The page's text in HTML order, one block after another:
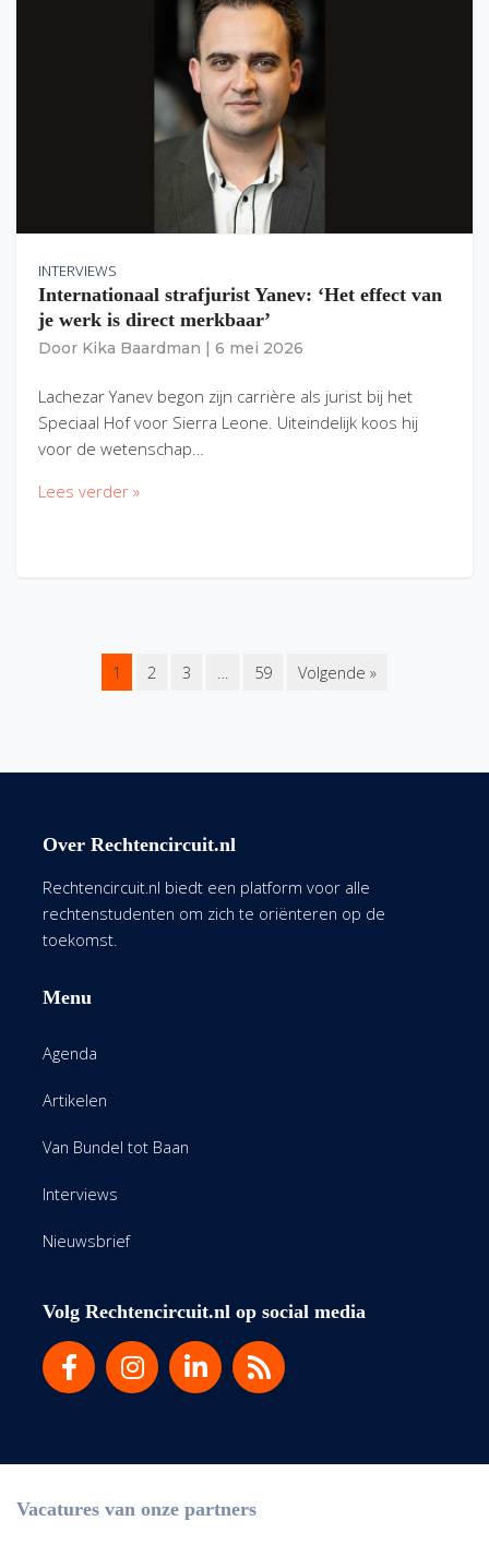
INTERVIEWS
Internationaal strafjurist Yanev: ‘Het effect van
je werk is direct merkbaar’
Door Kika Baardman 6 mei 2026
Lachezar Yanev begon zijn carrière als jurist bij het
Speciaal Hof voor Sierra Leone. Uiteindelijk koos hij
voor de wetenschap…
Lees verder »
1 2 3 … 59 Volgende »
Over Rechtencircuit.nl
Rechtencircuit.nl biedt een platform voor alle
rechtenstudenten om zich te oriënteren op de
toekomst.
Menu
Agenda
Artikelen
Van Bundel tot Baan
Interviews
Nieuwsbrief
Volg Rechtencircuit.nl op social media
Vacatures van onze partners